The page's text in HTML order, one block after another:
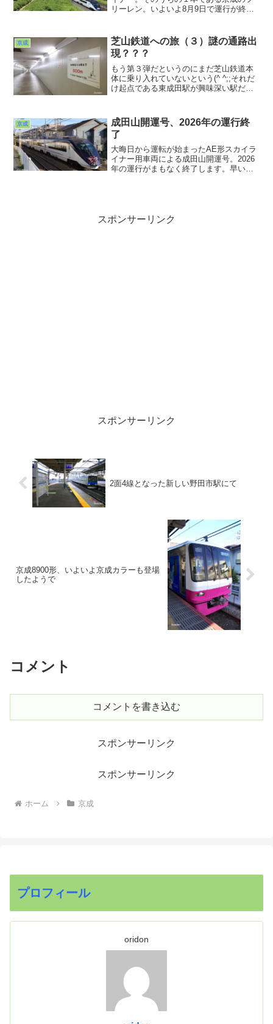
リーレン。いよいよ8月9日で運行が終了
の日は今まで撮ってるようで撮っていな
かった場所での写真を。
京成
芝山鉄道への旅（３）謎の通路出
現？？？
もう第３弾だというのにまだ芝山鉄道本
体に乗り入れていないという(^ ^;;それだ
け起点である東成田駅が興味深い駅だっ
う。それなのに前回来たときはこの東成
田には降りなかったなぁ・・・。いかん
いかん。というわけでの今回の深掘りな
んです。さ、次こそ終点？w
京成
成田山開運号、2026年の運行終
了
大晦日から運転が始まったAE形スカイラ
イナー用車両による成田山開運号。2026
年の運行がまもなく終了します。早いも
スポンサーリンク
スポンサーリンク
2面4線となった新しい野田市駅にて
京成8900形、いよいよ京成カラーも登場
したようで
コメント
コメントを書き込む
スポンサーリンク
スポンサーリンク
ホーム 京成
プロフィール
oridon